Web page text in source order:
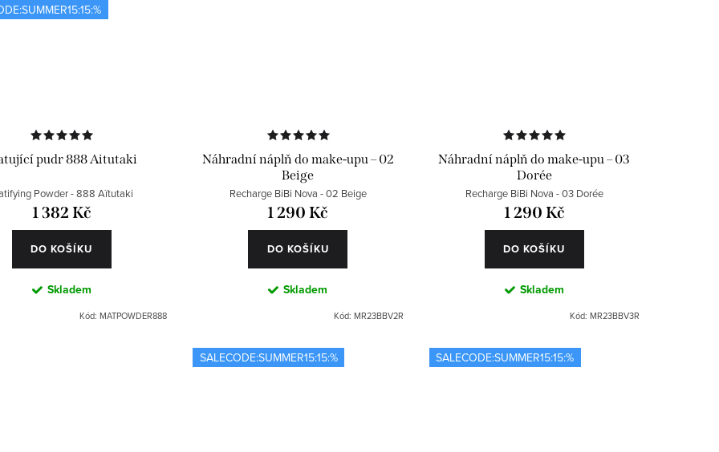
pudr 888 Aitutaki
Powder - 888 Aïtutaki
1 382 Kč
DO KOŠÍKU
Skladem
Kód: MATPOWDER888
Náhradní náplň do make-upu – 02
Beige
Recharge BiBi Nova - 02 Beige
1 290 Kč
DO KOŠÍKU
Skladem
Kód: MR23BBV2R
Náhradní náplň do make-upu – 03
Dorée
Recharge BiBi Nova - 03 Dorée
1 290 Kč
DO KOŠÍKU
Skladem
Kód: MR23BBV3R
SALECODE:SUMMER15:15:% SALECODE:SUMMER15:15:%